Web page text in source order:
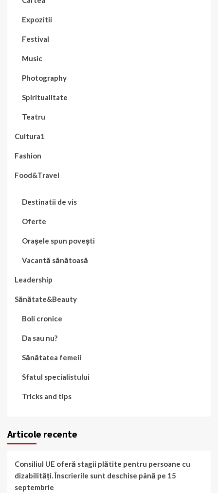
Expozitii
Festival
Music
Photography
Spiritualitate
Teatru
Cultura1
Fashion
Food&Travel
Destinatii de vis
Oferte
Orașele spun povești
Vacantă sănătoasă
Leadership
Sănătate&Beauty
Boli cronice
Da sau nu?
Sănătatea femeii
Sfatul specialistului
Tricks and tips
Articole recente
Consiliul UE oferă stagii plătite pentru persoane cu
dizabilități. Înscrierile sunt deschise până pe 15
septembrie